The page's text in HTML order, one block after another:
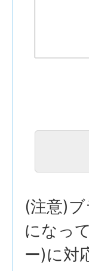
(注意)
になっ
ー)に対